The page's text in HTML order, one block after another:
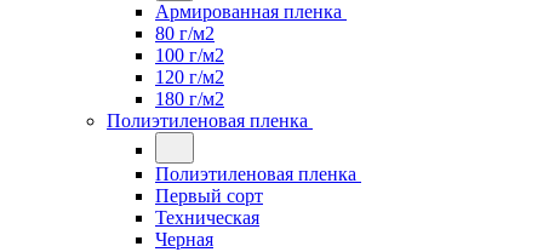
Армированная пленка
80 г/м2
100 г/м2
120 г/м2
180 г/м2
Полиэтиленовая пленка
Полиэтиленовая пленка
Первый сорт
Техническая
Черная